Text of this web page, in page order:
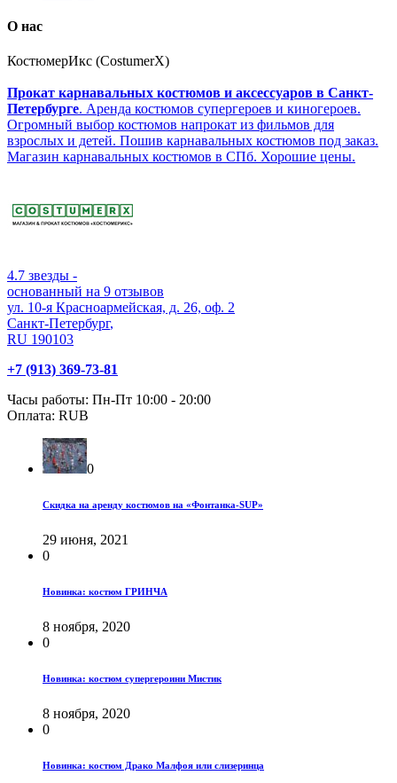
О нас
КостюмерИкс (CostumerX)
Прокат карнавальных костюмов и аксессуаров в Санкт-
Петербурге. Аренда костюмов супергероев и киногероев.
Огромный выбор костюмов напрокат из фильмов для
взрослых и детей. Пошив карнавальных костюмов под заказ.
Магазин карнавальных костюмов в СПб. Хорошие цены.
4.7 звезды -
основанный на 9 отзывов
ул. 10-я Красноармейская, д. 26, оф. 2
Санкт-Петербург,
RU 190103
+7 (913) 369-73-81
Часы работы: Пн-Пт 10:00 - 20:00
Оплата: RUB
0
Скидка на аренду костюмов на «Фонтанка-SUP»
29 июня, 2021
0
Новинка: костюм ГРИНЧА
8 ноября, 2020
0
Новинка: костюм супергероини Мистик
8 ноября, 2020
0
Новинка: костюм Драко Малфоя или слизеринца